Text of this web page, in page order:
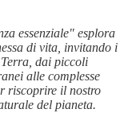
essenziale" esplora
di vita, invitando i
dai piccoli
alle complesse
riscoprire il nostro
del pianeta.